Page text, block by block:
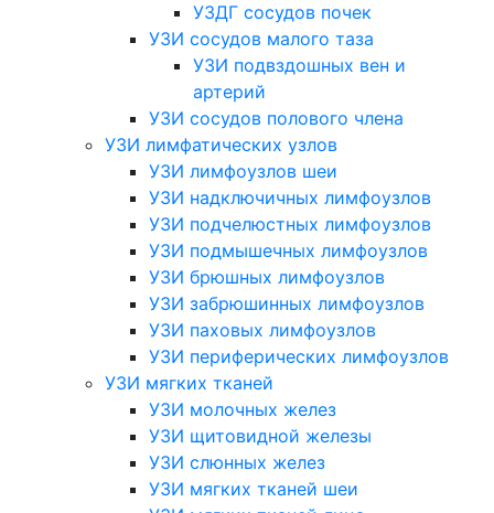
УЗДГ сосудов почек
УЗИ сосудов малого таза
УЗИ подвздошных вен и
артерий
УЗИ сосудов полового члена
УЗИ лимфатических узлов
УЗИ лимфоузлов шеи
УЗИ надключичных лимфоузлов
УЗИ подчелюстных лимфоузлов
УЗИ подмышечных лимфоузлов
УЗИ брюшных лимфоузлов
УЗИ забрюшинных лимфоузлов
УЗИ паховых лимфоузлов
УЗИ периферических лимфоузлов
УЗИ мягких тканей
УЗИ молочных желез
УЗИ щитовидной железы
УЗИ слюнных желез
УЗИ мягких тканей шеи